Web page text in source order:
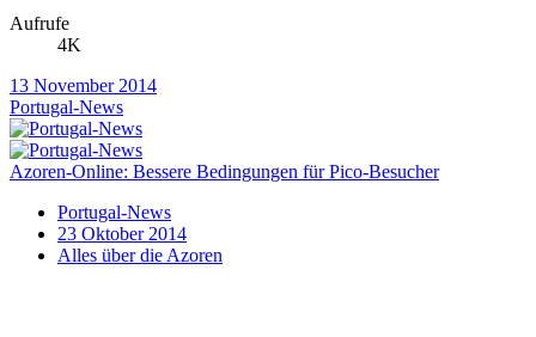
Aufrufe
4K
13 November 2014
Portugal-News
Azoren-Online: Bessere Bedingungen für Pico-Besucher
Portugal-News
23 Oktober 2014
Alles über die Azoren